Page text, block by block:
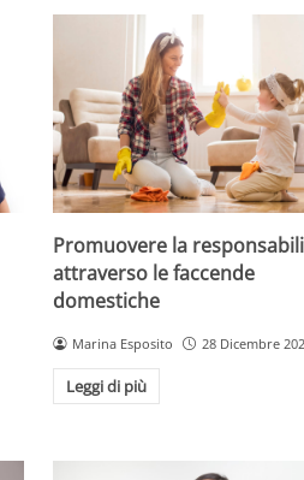
Promuovere la
attraverso le faccende
domestiche
Marina Esposito 28 Dicembre
Leggi di più